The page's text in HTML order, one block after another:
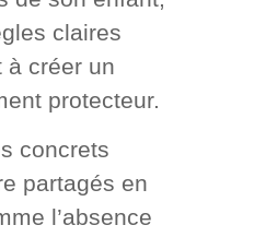
claires
à créer un
protecteur.
concrets
partagés en
l’absence